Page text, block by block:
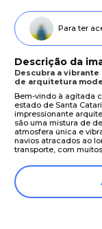
Para ter
Descrição da
Descubra a
de arquitetura
Bem-vindo à agitada
estado de Santa
impressionante
são uma mistura de
atmosfera única e
navios atracados ao
transporte, com